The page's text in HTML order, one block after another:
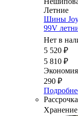
Летние
Шины
99V
Нет в
5 520 ₽
5 810 ₽
Экономия
290 ₽
Рассрочка
Хранение